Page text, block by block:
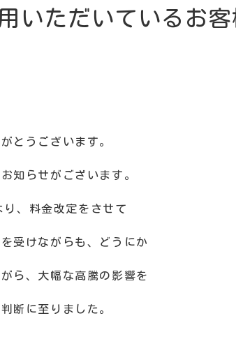
いただいているお
とうございます。
知らせがございます。
、料金改定をさせて
受けながらも、どうにか
ら、大幅な高騰の影響を
断に至りました。